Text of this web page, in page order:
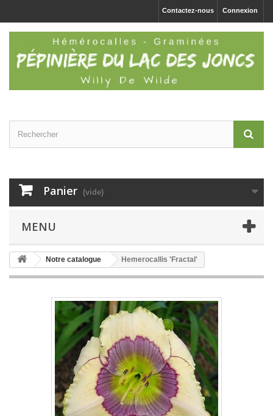
Connexion
Contactez-nous
Panier (vide)
MENU
Notre catalogue Hemerocallis 'Fractal'